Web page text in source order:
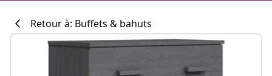
Retour à: Buffets & bahuts